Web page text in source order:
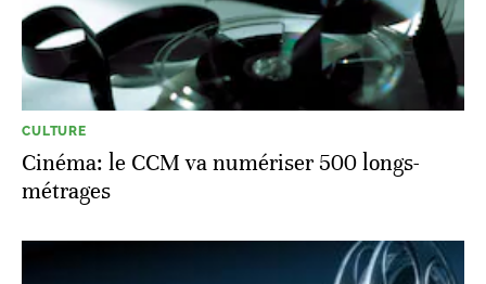
CULTURE
Cinéma: le CCM va numériser 500 longs-
métrages